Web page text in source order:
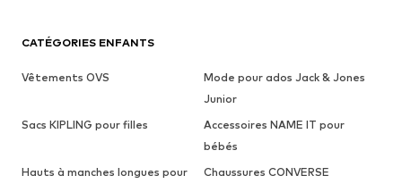
CATÉGORIES ENFANTS
Vêtements OVS
Mode pour ados Jack & Jones
Junior
Sacs KIPLING pour filles
Accessoires NAME IT pour
bébés
Hauts à manches longues pour
Chaussures CONVERSE